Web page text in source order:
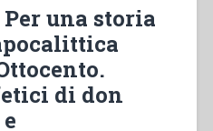
una storia
di don